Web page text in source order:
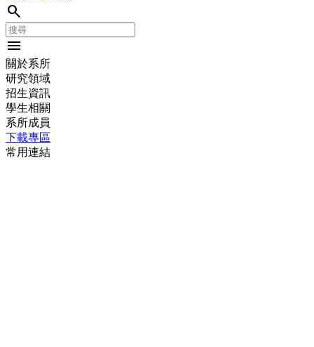
search
menu
關於系所
研究領域
招生資訊
學生相關
系所成員
下載專區
常用連結